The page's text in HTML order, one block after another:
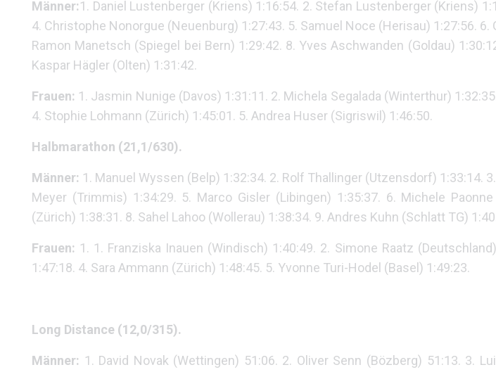
Männer:1. Daniel Lustenberger (Kriens) 1:16:54. 2. Stefan Lustenberger (Kriens)
4. Christophe Nonorgue (Neuenburg) 1:27:43. 5. Samuel Noce (Herisau) 1:27:56.
Ramon Manetsch (Spiegel bei Bern) 1:29:42. 8. Yves Aschwanden (Goldau)
Kaspar Hägler (Olten) 1:31:42.
Frauen: 1. Jasmin Nunige (Davos) 1:31:11. 2. Michela Segalada (Winterthur)
4. Stophie Lohmann (Zürich) 1:45:01. 5. Andrea Huser (Sigriswil) 1:46:50.
Halbmarathon (21,1/630).
Männer: 1. Manuel Wyssen (Belp) 1:32:34. 2. Rolf Thallinger (Utzensdorf) 1:33:14.
Meyer (Trimmis) 1:34:29. 5. Marco Gisler (Libingen) 1:35:37. 6. Michele
(Zürich) 1:38:31. 8. Sahel Lahoo (Wollerau) 1:38:34. 9. Andres Kuhn (Schlatt TG)
Frauen: 1. 1. Franziska Inauen (Windisch) 1:40:49. 2. Simone Raatz
1:47:18. 4. Sara Ammann (Zürich) 1:48:45. 5. Yvonne Turi-Hodel (Basel) 1:49:23.
Long Distance (12,0/315).
Männer: 1. David Novak (Wettingen) 51:06. 2. Oliver Senn (Bözberg) 51:13. 3.